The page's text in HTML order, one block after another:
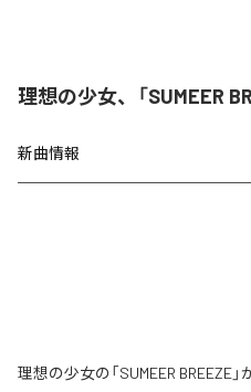
理想の少女、「SUMEER
新曲情報
理想の少女の「SUMEER BREEZE